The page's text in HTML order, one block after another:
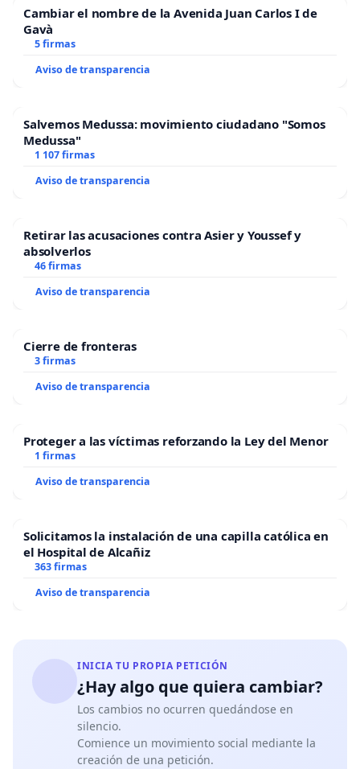
Cambiar el nombre de la Avenida Juan Carlos I de
Gavà
5 firmas
Aviso de transparencia
Salvemos Medussa: movimiento ciudadano "Somos
Medussa"
1 107 firmas
Aviso de transparencia
Retirar las acusaciones contra Asier y Youssef y
absolverlos
46 firmas
Aviso de transparencia
Cierre de fronteras
3 firmas
Aviso de transparencia
Proteger a las víctimas reforzando la Ley del Menor
1 firmas
Aviso de transparencia
Solicitamos la instalación de una capilla católica en
el Hospital de Alcañiz
363 firmas
Aviso de transparencia
INICIA TU PROPIA PETICIÓN
¿Hay algo que quiera cambiar?
Los cambios no ocurren quedándose en
silencio.
Comience un movimiento social mediante la
creación de una petición.